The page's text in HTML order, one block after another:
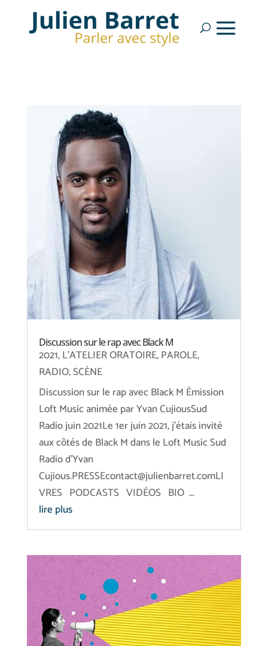
Discussion sur le rap avec Black M
2021,L'ATELIER ORATOIRE,PAROLE,
RADIO,SCÈNE
Discussion sur le rap avec Black M Émission
Loft Music animée par Yvan CujiousSud
Radio juin 2021Le 1er juin 2021, j’étais invité
aux côtés de Black M dans le Loft Music Sud
Radio d’Yvan
Cujious.PRESSEcontact@julienbarret.comLI
VRES PODCASTS VIDÉOS BIO ...
lire plus